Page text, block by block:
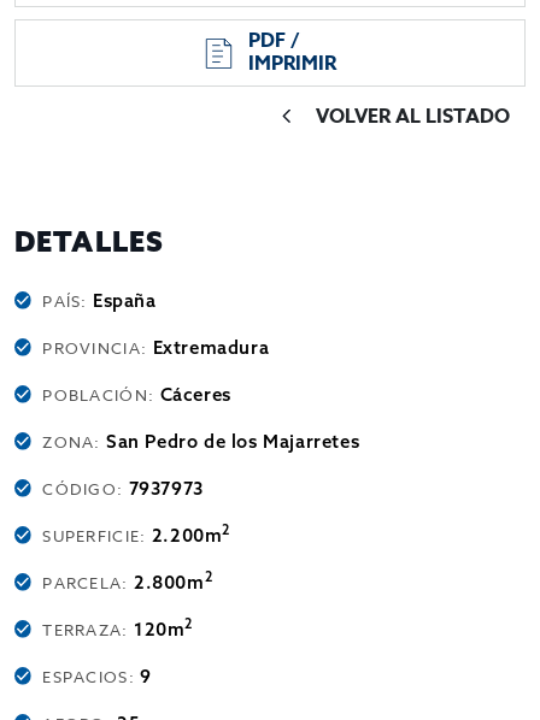
PDF /
IMPRIMIR
VOLVER AL LISTADO
DETALLES
PAÍS: España
PROVINCIA: Extremadura
POBLACIÓN: Cáceres
ZONA:San Pedro de los Majarretes
CÓDIGO: 7937973
SUPERFICIE: 2.200m2
PARCELA: 2.800m2
TERRAZA: 120m2
ESPACIOS:9